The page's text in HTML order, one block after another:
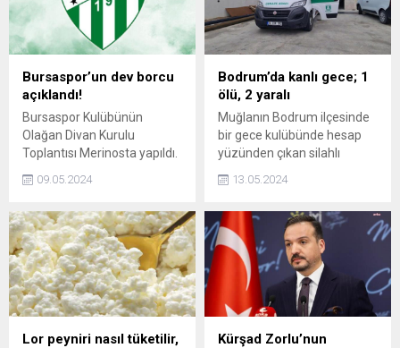
Bursaspor’un dev borcu
açıklandı!
Bursaspor Kulübünün
Olağan Divan Kurulu
Toplantısı Merinosta yapıldı.
Büyükşehir Belediye
kenetlenme çağrısında
bulundu.
09.05.2024
Bodrum’da kanlı gece; 1
ölü, 2 yaralı
Muğlanın Bodrum ilçesinde
bir gece kulübünde hesap
yüzünden çıkan silahlı
yaralandı.
13.05.2024
Lor peyniri nasıl tüketilir,
Kürşad Zorlu’nun